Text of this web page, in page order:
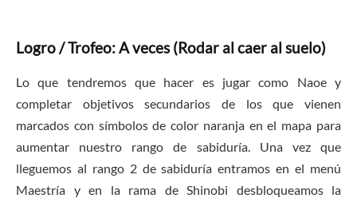
Logro / Trofeo: A veces (Rodar al caer al suelo)
Lo que tendremos que hacer es jugar como Naoe y
completar objetivos secundarios de los que vienen
marcados con símbolos de color naranja en el mapa para
aumentar nuestro rango de sabiduría. Una vez que
lleguemos al rango 2 de sabiduría entramos en el menú
Maestría y en la rama de Shinobi desbloqueamos la